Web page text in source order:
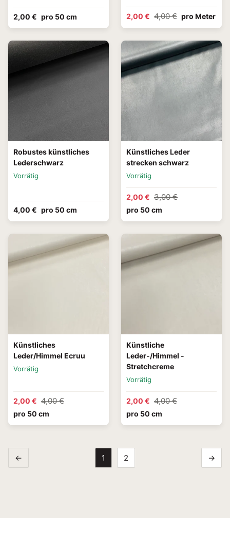
2,00 € pro 50 cm 2,00 € 4,00 € pro Meter
Robustes künstliches
Lederschwarz
Vorrätig
4,00 € pro 50 cm
Künstliches Leder
strecken schwarz
Vorrätig
2,00 € 3,00 €
pro 50 cm
Künstliches
Leder/Himmel Ecruu
Vorrätig
2,00 € 4,00 €
pro 50 cm
Künstliche
Leder-/Himmel -
Stretchcreme
Vorrätig
2,00 € 4,00 €
pro 50 cm
← 1 2 →